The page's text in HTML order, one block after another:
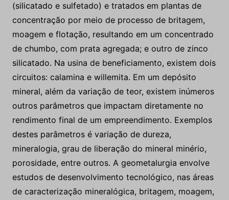
(silicatado e sulfetado) e tratados em plantas de
concentração por meio de processo de britagem,
moagem e flotação, resultando em um concentrado
de chumbo, com prata agregada; e outro de zinco
silicatado. Na usina de beneficiamento, existem dois
circuitos: calamina e willemita. Em um depósito
mineral, além da variação de teor, existem inúmeros
outros parâmetros que impactam diretamente no
rendimento final de um empreendimento. Exemplos
destes parâmetros é variação de dureza,
mineralogia, grau de liberação do mineral minério,
porosidade, entre outros. A geometalurgia envolve
estudos de desenvolvimento tecnológico, nas áreas
de caracterização mineralógica, britagem, moagem,